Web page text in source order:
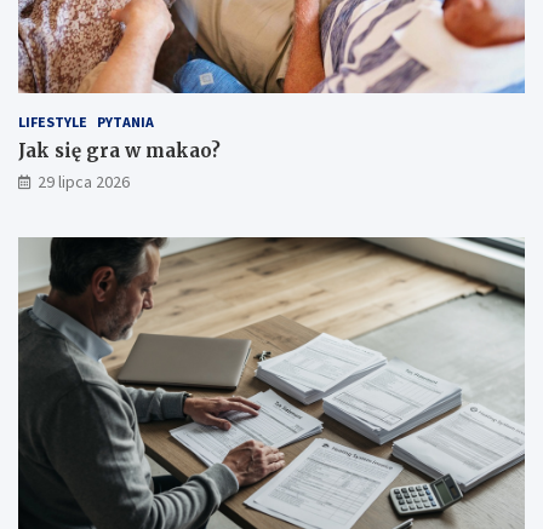
LIFESTYLE PYTANIA
Jak się gra w makao?
29 lipca 2026